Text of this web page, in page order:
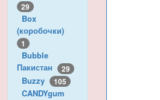
29
Box
(коробочки)
1
Bubble
Пакистан
29
Buzzy 105
CANDYgum